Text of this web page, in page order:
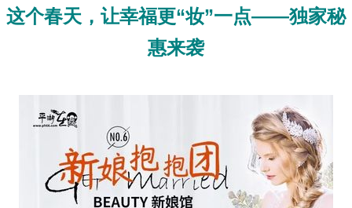
这个春天，让幸福更“妆”一点——独家秘
惠来袭